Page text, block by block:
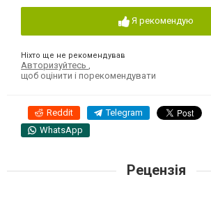
Я рекомендую
Ніхто ще не рекомендував
Авторизуйтесь
щоб оцінити і порекомендувати
Reddit Telegram
WhatsApp
Рецензія